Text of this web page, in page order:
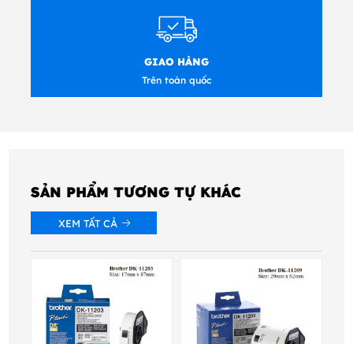
GIAO HÀNG
Trên toàn quốc
SẢN PHẨM TƯƠNG TỰ KHÁC
XEM TẤT CẢ